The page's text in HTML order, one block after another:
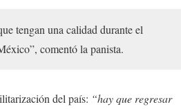
tengan una calidad durante el
comentó la panista.
del país: “hay que regresar